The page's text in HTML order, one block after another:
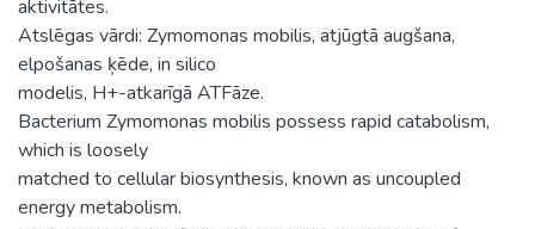
aktivitātes.
Atslēgas vārdi: Zymomonas mobilis, atjūgtā augšana,
elpošanas ķēde, in silico
modelis, H+-atkarīgā ATFāze.
Bacterium Zymomonas mobilis possess rapid catabolism,
which is loosely
matched to cellular biosynthesis, known as uncoupled
energy metabolism.